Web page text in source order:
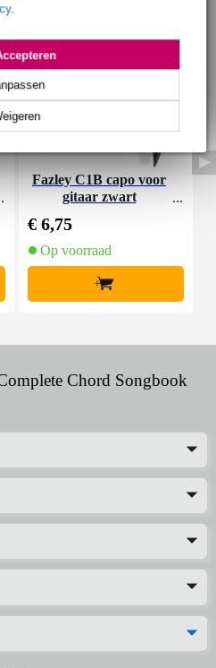
.
Fazley C1B capo voor
gitaar zwart
€ 6,75
Op voorraad
+
Chord Songbook